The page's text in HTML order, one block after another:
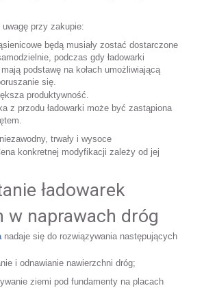
przy zakupie:
będą musiały zostać dostarczone
podczas gdy ładowarki
podstawę na kołach umożliwiającą
się.
produktywność.
z przodu ładowarki może być zastąpiona
trwały i wysoce
konkretnej modyfikacji zależy od jej
ładowarek
w naprawach dróg
nadaje się do rozwiązywania następujących
i odnawianie nawierzchni dróg;
ziemi pod fundamenty na placach